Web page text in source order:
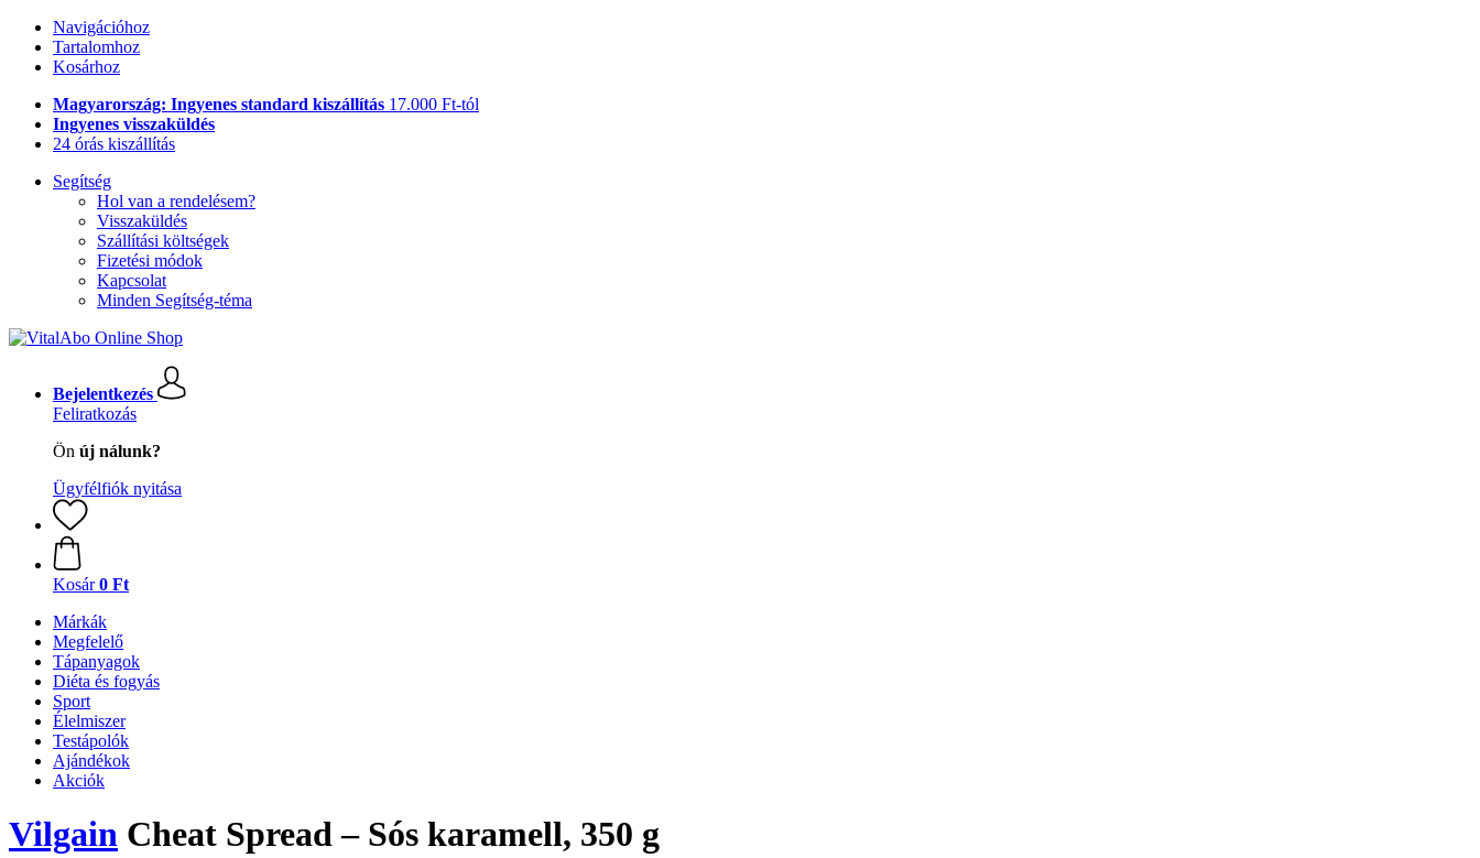
Navigációhoz
Tartalomhoz
Kosárhoz
Magyarország: Ingyenes standard kiszállítás 17.000 Ft-tól
Ingyenes visszaküldés
24 órás kiszállítás
Segítség
Hol van a rendelésem?
Visszaküldés
Szállítási költségek
Fizetési módok
Kapcsolat
Minden Segítség-téma
Bejelentkezés
Feliratkozás
Ön új nálunk?
Ügyfélfiók nyitása
Kosár 0 Ft
Márkák
Megfelelő
Tápanyagok
Diéta és fogyás
Sport
Élelmiszer
Testápolók
Ajándékok
Akciók
Vilgain Cheat Spread – Sós karamell, 350 g